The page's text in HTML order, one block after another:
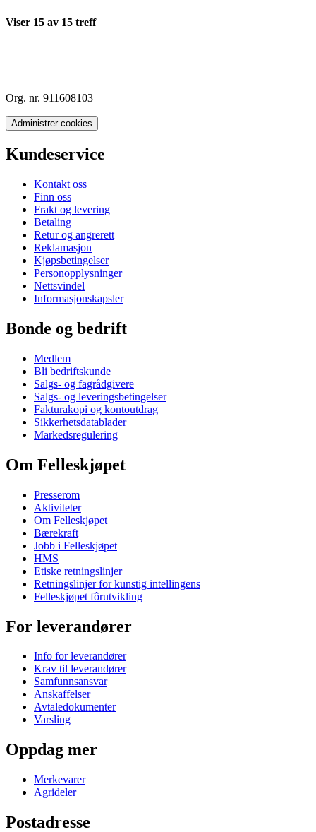
Viser 15 av 15 treff
Org. nr. 911608103
Administrer cookies
Kundeservice
Kontakt oss
Finn oss
Frakt og levering
Betaling
Retur og angrerett
Reklamasjon
Kjøpsbetingelser
Personopplysninger
Nettsvindel
Informasjonskapsler
Bonde og bedrift
Medlem
Bli bedriftskunde
Salgs- og fagrådgivere
Salgs- og leveringsbetingelser
Fakturakopi og kontoutdrag
Sikkerhetsdatablader
Markedsregulering
Om Felleskjøpet
Presserom
Aktiviteter
Om Felleskjøpet
Bærekraft
Jobb i Felleskjøpet
HMS
Etiske retningslinjer
Retningslinjer for kunstig intellingens
Felleskjøpet fôrutvikling
For leverandører
Info for leverandører
Krav til leverandører
Samfunnsansvar
Anskaffelser
Avtaledokumenter
Varsling
Oppdag mer
Merkevarer
Agrideler
Postadresse